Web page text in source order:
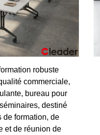
robuste
commerciale,
bureau pour
destiné
de formation, de
et de réunion de